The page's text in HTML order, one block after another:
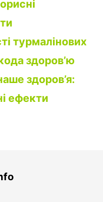
турмалінових
здоров’ю
здоров’я:
ефекти